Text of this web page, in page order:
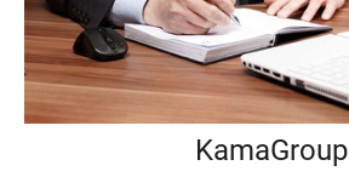
KamaGroup